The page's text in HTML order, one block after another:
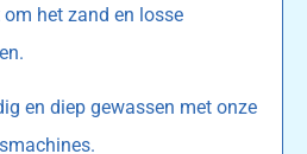
het zand en losse
en diep gewassen met onze